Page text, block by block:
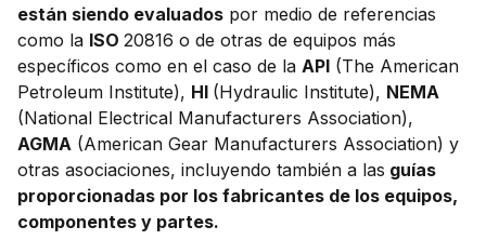
están siendo evaluados por medio de referencias
como la ISO 20816 o de otras de equipos más
específicos como en el caso de la API (The American
Petroleum Institute), HI (Hydraulic Institute), NEMA
(National Electrical Manufacturers Association),
AGMA (American Gear Manufacturers Association) y
otras asociaciones, incluyendo también a las guías
proporcionadas por los fabricantes de los equipos,
componentes y partes.